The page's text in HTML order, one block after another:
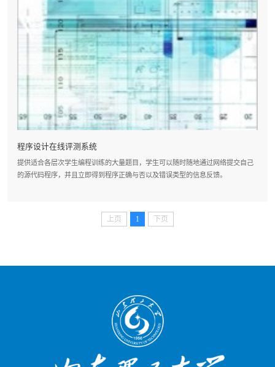
程序设计在线评测系统
提供适合各层次学生编程训练的大量题目，学生可以随时随地通过网络提交自己
的源代码程序，并且立即得到程序正确与否以及错误类型的信息反馈。
上页 1 下页